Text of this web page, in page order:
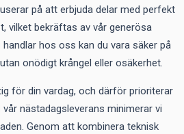
på att erbjuda delar med perfekt
vilket bekräftas av vår generösa
hos oss kan du vara säker på
onödigt krångel eller osäkerhet.
för din vardag, och därför prioriterar
vår nästadagsleverans minimerar vi
Genom att kombinera teknisk